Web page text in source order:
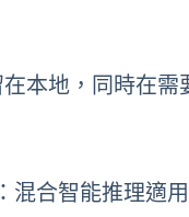
本地，同時在
混合智能推理適